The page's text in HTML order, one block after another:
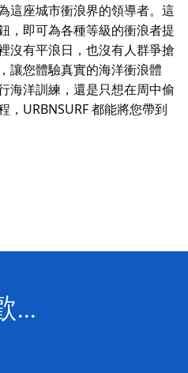
這座城市衝浪界的領導者。這
，即可為各種等級的衝浪者提
沒有平浪日，也沒有人群爭搶
讓您體驗真實的海洋衝浪體
海洋訓練，還是只想在周中偷
，URBNSURF 都能將您帶到
…